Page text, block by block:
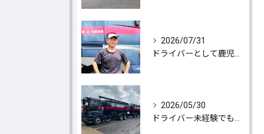
2026/07/31
2026/05/30